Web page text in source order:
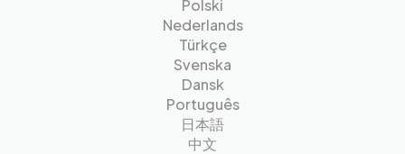
Polski
Nederlands
Türkçe
Svenska
Dansk
Português
日本語
中文